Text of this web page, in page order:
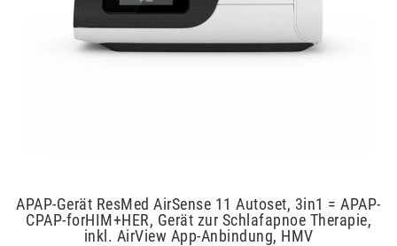
APAP-Gerät ResMed AirSense 11 Autoset, 3in1 = APAP-
CPAP-forHIM+HER, Gerät zur Schlafapnoe Therapie,
inkl. AirView App-Anbindung, HMV